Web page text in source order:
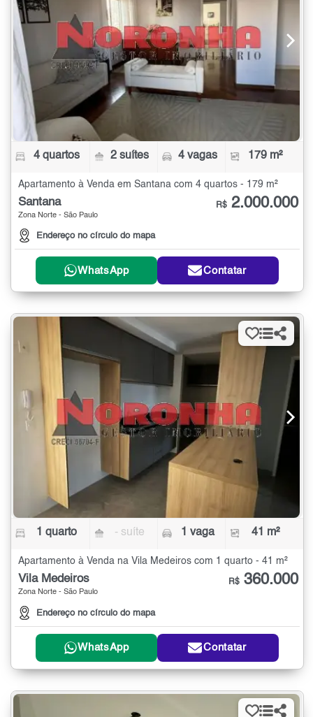
4 quartos 2 suítes 4 vagas 179 m²
Apartamento à Venda em Santana com 4 quartos - 179 m²
Santana
Zona Norte - São Paulo
Endereço no círculo do mapa
R$ 2.000.000
WhatsApp Contatar
1 quarto - suíte 1 vaga 41 m²
Apartamento à Venda na Vila Medeiros com 1 quarto - 41 m²
Vila Medeiros
Zona Norte - São Paulo
Endereço no círculo do mapa
R$ 360.000
WhatsApp Contatar